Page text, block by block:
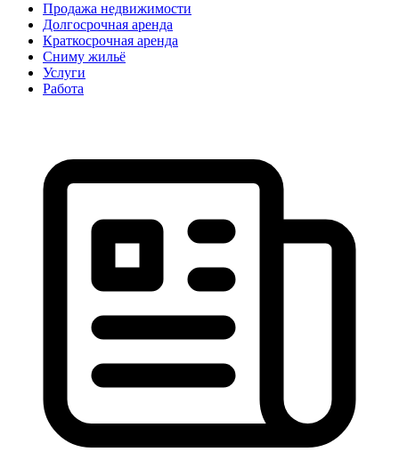
Продажа недвижимости
Долгосрочная аренда
Краткосрочная аренда
Сниму жильё
Услуги
Работа